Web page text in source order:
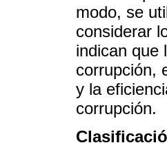
modo, se
considerar
indican que
corrupción,
y la
corrupción.